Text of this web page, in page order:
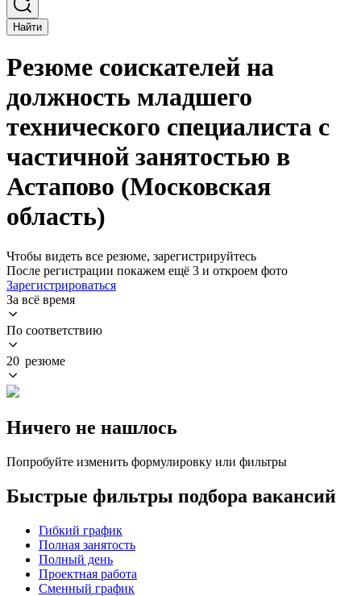
Найти
Резюме соискателей на
должность младшего
технического специалиста с
частичной занятостью в
Астапово (Московская
область)
Чтобы видеть все резюме, зарегистрируйтесь
После регистрации покажем ещё 3 и откроем фото
Зарегистрироваться
За всё время
По соответствию
20 резюме
Ничего не нашлось
Попробуйте изменить формулировку или фильтры
Быстрые фильтры подбора вакансий
Гибкий график
Полная занятость
Полный день
Проектная работа
Сменный график